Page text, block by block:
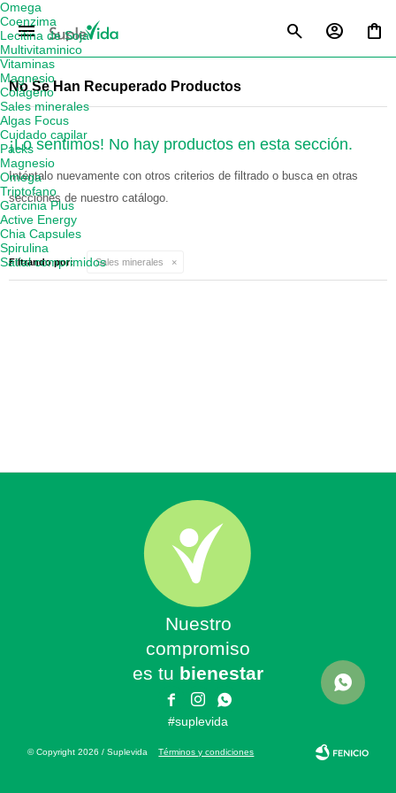
menu
No Se Han Recuperado Productos
¡Lo sentimos! No hay productos en esta sección.
Inténtalo nuevamente con otros criterios de filtrado o busca en otras
secciones de nuestro catálogo.
Filtrando por: Sales minerales
Omega
Coenzima
Lecitina de Soja
Multivitaminico
Vitaminas
Magnesio
Colágeno
Sales minerales
Algas Focus
Cuidado capilar
Packs
Magnesio
Omega
Triptofano
Garcinia Plus
Active Energy
Chia Capsules
Spirulina
Satial comprimidos
Nuestro
compromiso
es tu bienestar
 

#suplevida
© Copyright 2026 / SuplevidaTérminos y condiciones